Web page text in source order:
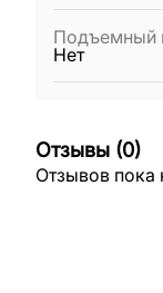
Подъемный
Нет
Отзывы (0)
Отзывов пока